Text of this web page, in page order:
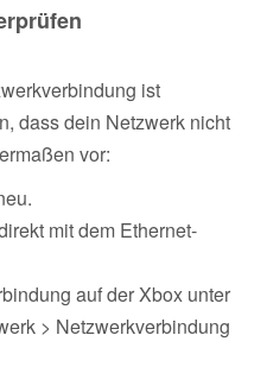
ist
dass dein Netzwerk nicht
vor:
mit dem Ethernet-
auf der Xbox unter
> Netzwerkverbindung